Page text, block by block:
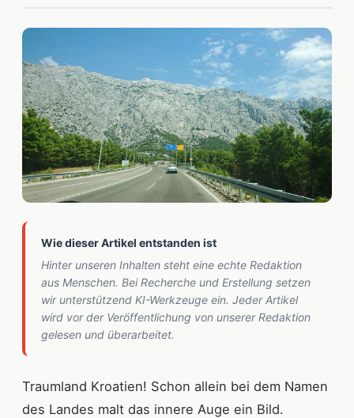
Wie dieser Artikel entstanden ist
Hinter unseren Inhalten steht eine echte Redaktion
aus Menschen. Bei Recherche und Erstellung setzen
wir unterstützend KI-Werkzeuge ein. Jeder Artikel
wird vor der Veröffentlichung von unserer Redaktion
gelesen und überarbeitet.
Traumland Kroatien! Schon allein bei dem Namen
des Landes malt das innere Auge ein Bild.